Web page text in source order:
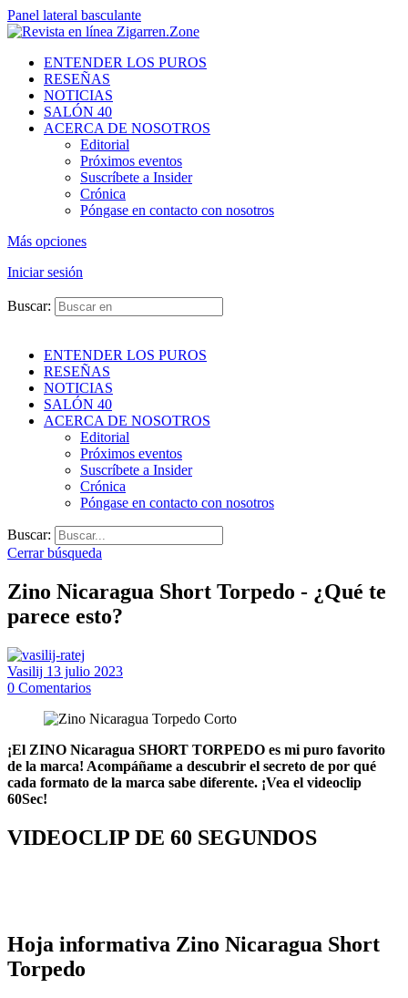
Panel lateral basculante
ENTENDER LOS PUROS
RESEÑAS
NOTICIAS
SALÓN 40
ACERCA DE NOSOTROS
Editorial
Próximos eventos
Suscríbete a Insider
Crónica
Póngase en contacto con nosotros
Más opciones
Iniciar sesión
Buscar:
ENTENDER LOS PUROS
RESEÑAS
NOTICIAS
SALÓN 40
ACERCA DE NOSOTROS
Editorial
Próximos eventos
Suscríbete a Insider
Crónica
Póngase en contacto con nosotros
Buscar:
Cerrar búsqueda
Zino Nicaragua Short Torpedo - ¿Qué te
parece esto?
Vasilij 13 julio 2023
0 Comentarios
¡El ZINO Nicaragua SHORT TORPEDO es mi puro favorito
de la marca! Acompáñame a descubrir el secreto de por qué
cada formato de la marca sabe diferente. ¡Vea el videoclip
60Sec!
VIDEOCLIP DE 60 SEGUNDOS
Hoja informativa Zino Nicaragua Short
Torpedo